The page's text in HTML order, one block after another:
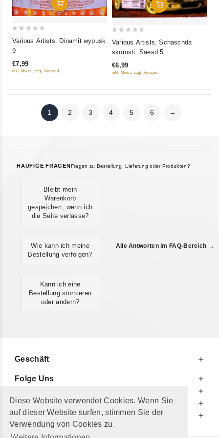
Diese Website verwendet Cookies. Wenn Sie
auf dieser Website surfen, stimmen Sie der
Verwendung von Cookies zu.
In Den Warenkorb
5
Various Artists. Dinamit wypusk
9
€7,99
inkl. Mwst., zzgl. Versand
In Den Warenkorb
5
Various Artists. Schaschda
skorosti. Saesd 5
€6,99
inkl. Mwst., zzgl. Versand
1 2 3 4 5 6 →
HÄUFIGE FRAGEN Fragen zu Bestellung, Lieferung oder Produkten?
Bleibt mein
Warenkorb
gespeichert, wenn ich
die Seite verlasse?
Wie kann ich meine
Bestellung verfolgen?
Kann ich eine
Bestellung stornieren
oder ändern?
Alle Antworten im FAQ-Bereich →
Geschäft
Folge Uns
Zu Ihrer Information
Zusätzlich